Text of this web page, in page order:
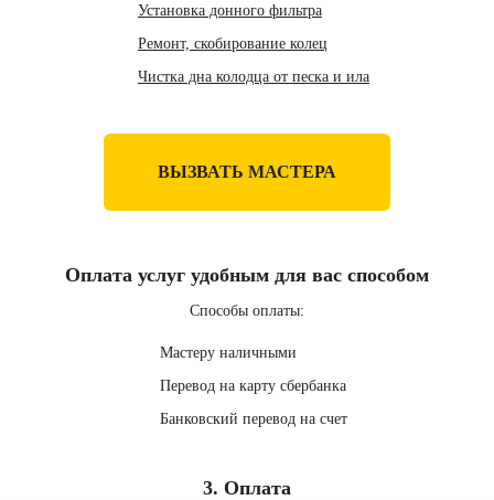
Установка донного фильтра
Ремонт, скобирование колец
Чистка дна колодца от песка и ила
ВЫЗВАТЬ МАСТЕРА
3. Оплата
Оплата услуг удобным для вас способом
Способы оплаты:
Мастеру наличными
Перевод на карту сбербанка
Банковский перевод на счет